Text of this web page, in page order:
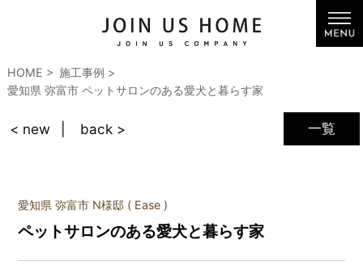
HOME
施工事例
愛知県 弥富市 ペットサロンのある愛犬と暮らす家
一覧
< new back >
愛知県 弥富市 N様邸 ( Ease )
ペットサロンのある愛犬と暮らす家